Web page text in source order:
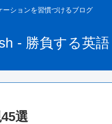
ーションを習慣づけるブログ
- 勝負する英語
選